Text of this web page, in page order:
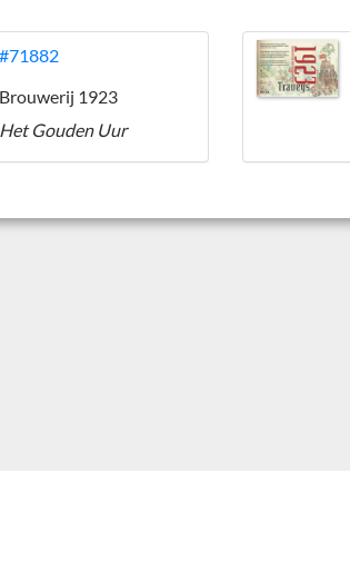
#71882
Brouwerij 1923
Het Gouden Uur